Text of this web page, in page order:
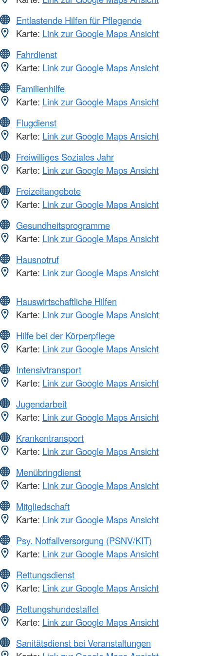
Entlastende Hilfen für Pflegende
Karte: Link zur Google Maps Ansicht
Fahrdienst
Karte: Link zur Google Maps Ansicht
Familienhilfe
Karte: Link zur Google Maps Ansicht
Flugdienst
Karte: Link zur Google Maps Ansicht
Freiwilliges Soziales Jahr
Karte: Link zur Google Maps Ansicht
Freizeitangebote
Karte: Link zur Google Maps Ansicht
Gesundheitsprogramme
Karte: Link zur Google Maps Ansicht
Hausnotruf
Karte: Link zur Google Maps Ansicht
Hauswirtschaftliche Hilfen
Karte: Link zur Google Maps Ansicht
Hilfe bei der Körperpflege
Karte: Link zur Google Maps Ansicht
Intensivtransport
Karte: Link zur Google Maps Ansicht
Jugendarbeit
Karte: Link zur Google Maps Ansicht
Krankentransport
Karte: Link zur Google Maps Ansicht
Menübringdienst
Karte: Link zur Google Maps Ansicht
Mitgliedschaft
Karte: Link zur Google Maps Ansicht
Psy. Notfallversorgung (PSNV/KIT)
Karte: Link zur Google Maps Ansicht
Rettungsdienst
Karte: Link zur Google Maps Ansicht
Rettungshundestaffel
Karte: Link zur Google Maps Ansicht
Sanitätsdienst bei Veranstaltungen